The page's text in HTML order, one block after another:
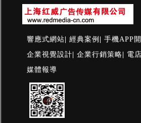
響應式網站 經典案例 手機APP
企業視覺設計
企業行銷策略 電
媒體報導